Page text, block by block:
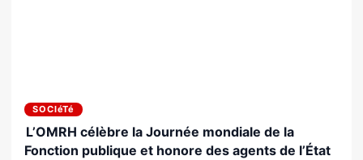
SOCIéTé
L’OMRH célèbre la Journée mondiale de la
Fonction publique et honore des agents de l’État